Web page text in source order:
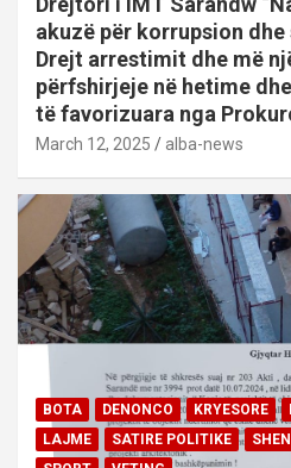
akuzë për korrupsion
Drejt arrestimit dhe më
përfshirjeje në hetime
të favorizuara nga
March 12, 2025 alba-news
BOTA DENONCO KRYESORE
LAJME
SATIRE POLITIKE